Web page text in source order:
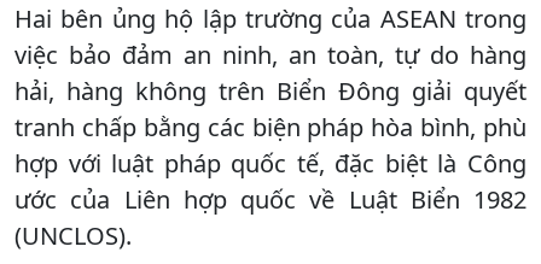
Hai bên ủng hộ lập trường của ASEAN trong
việc bảo đảm an ninh, an toàn, tự do hàng
hải, hàng không trên Biển Đông giải quyết
tranh chấp bằng các biện pháp hòa bình, phù
hợp với luật pháp quốc tế, đặc biệt là Công
ước của Liên hợp quốc về Luật Biển 1982
(UNCLOS).